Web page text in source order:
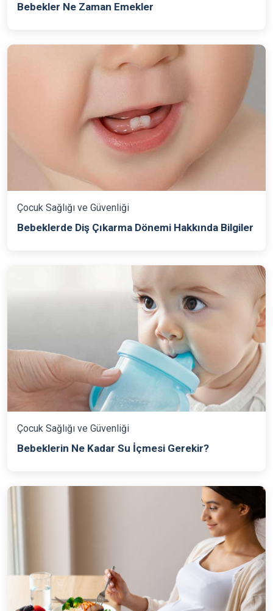
Bebekler Ne Zaman Emekler
Çocuk Sağlığı ve Güvenliği
Bebeklerde Diş Çıkarma Dönemi Hakkında Bilgiler
Çocuk Sağlığı ve Güvenliği
Bebeklerin Ne Kadar Su İçmesi Gerekir?